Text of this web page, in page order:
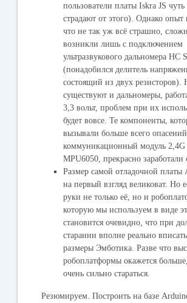
пользователи платы Iskra JS
страдают от этого). Однако опыт
что не так уж всё страшно,
возникли лишь с подключением
ультразвукового дальномера HC
(понадобился делитель
состоящий из двух резисторов).
существуют и дальномеры,
3,3 вольт, проблем при их
будет вовсе. Те компоненты,
вызывали больше всего опасений,
коммуникационный модуль 2,4G
MPU6050, прекрасно заработали
Размер самой отладочной платы
на первый взгляд великоват. Но
руки не только её, но и
которую мы используем в виде
становится очевидно, что при
старании вполне реально
размеры Эмботика. Разве что
робоплатформы окажется
очень сильно стараться.
Резюмируем. Построить на базе